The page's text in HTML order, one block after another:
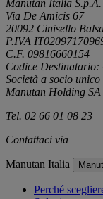
Manutan Italia S.p.A.
Via De Amicis 67
20092 Cinisello
P.IVA
C.F. 09816660154
Codice
Società a socio
Manutan Holding SA
Tel. 02 66 01 08 23
Contattaci via
Manutan Italia
Perché